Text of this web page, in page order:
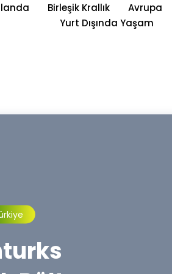
Birleşik Krallık Avrupa
Yurt Dışında Yaşam